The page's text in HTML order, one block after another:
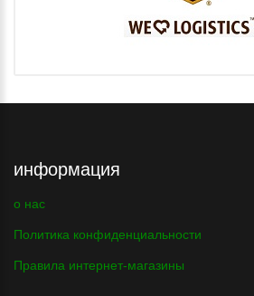
информация
о нас
Политика конфиденциальности
Правила интернет-магазины